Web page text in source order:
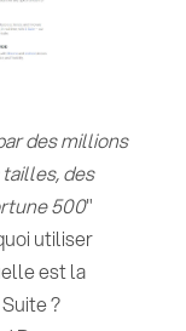
des millions
des
500"
utiliser
est la
?